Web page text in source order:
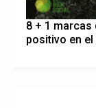
8 + 1 marcas
positivo en el